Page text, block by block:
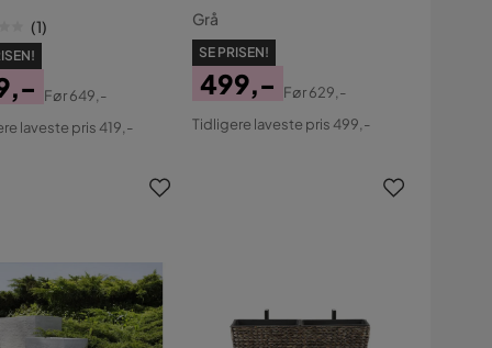
(1)
Før649,-
laveste pris 419,-
Grå
SE PRISEN!
Pris
499,-
Original
Før629,-
Tidligere laveste pris 499,-